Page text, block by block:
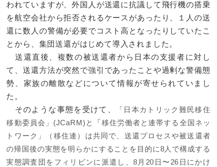
われていますが、外国人が送還に抗議して飛行機の搭乗
を航空会社から拒否されるケースがあったり、１人の送
還に数人の警備が必要でコスト高となったりしていたこ
とから、集団送還がはじめて導入されました。
送還直後、複数の被送還者から日本の支援者に対し
て、送還方法が突然で強引であったことや過剰な警備態
勢、家族の離散などについて情報が寄せられていまし
た。
そのような事態を受けて、
「日本カトリック難民移住
移動委員会」 (JCaRM) と 「 移住労働者と連帯する全国ネッ
トワーク」（移住連）は共同で、送還プロセスや被送還者
の帰国後の実態を明らかにすることを目的に8人で構成する
実態調査団をフィリピンに派遣し、 8月 20 日〜26 日にかけ